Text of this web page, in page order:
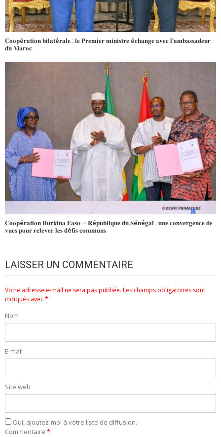
𝐂𝐨𝐨𝐩é𝐫𝐚𝐭𝐢𝐨𝐧 𝐛𝐢𝐥𝐚𝐭é𝐫𝐚𝐥𝐞 : 𝐥𝐞 𝐏𝐫𝐞𝐦𝐢𝐞𝐫 𝐦𝐢𝐧𝐢𝐬𝐭𝐫𝐞 é𝐜𝐡𝐚𝐧𝐠𝐞 𝐚𝐯𝐞𝐜 𝐥’𝐚𝐦𝐛𝐚𝐬𝐬𝐚𝐝𝐞𝐮𝐫
𝐝𝐮 𝐌𝐚𝐫𝐨𝐜
𝐂𝐨𝐨𝐩é𝐫𝐚𝐭𝐢𝐨𝐧 𝐁𝐮𝐫𝐤𝐢𝐧𝐚 𝐅𝐚𝐬𝐨 – 𝐑é𝐩𝐮𝐛𝐥𝐢𝐪𝐮𝐞 𝐝𝐮 𝐒é𝐧é𝐠𝐚𝐥 : 𝐮𝐧𝐞 𝐜𝐨𝐧𝐯𝐞𝐫𝐠𝐞𝐧𝐜𝐞 𝐝𝐞
𝐯𝐮𝐞𝐬 𝐩𝐨𝐮𝐫 𝐫𝐞𝐥𝐞𝐯𝐞𝐫 𝐥𝐞𝐬 𝐝é𝐟𝐢𝐬 𝐜𝐨𝐦𝐦𝐮𝐧𝐬
LAISSER UN COMMENTAIRE
Votre adresse e-mail ne sera pas publiée. Les champs obligatoires sont
indiqués avec*
Nom
E-mail
Site web
Oui, ajoutez-moi à votre liste de diffusion.
Commentaire *